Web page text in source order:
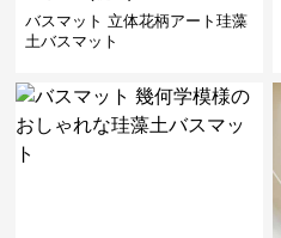
バスマット 立体花柄アート珪藻
土バスマット